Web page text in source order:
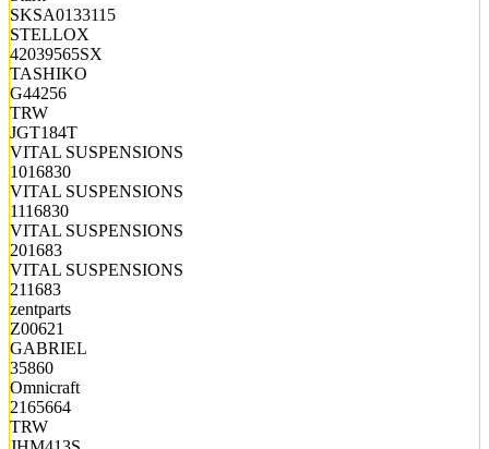
SKSA0133115
STELLOX
42039565SX
TASHIKO
G44256
TRW
JGT184T
VITAL SUSPENSIONS
1016830
VITAL SUSPENSIONS
1116830
VITAL SUSPENSIONS
201683
VITAL SUSPENSIONS
211683
zentparts
Z00621
GABRIEL
35860
Omnicraft
2165664
TRW